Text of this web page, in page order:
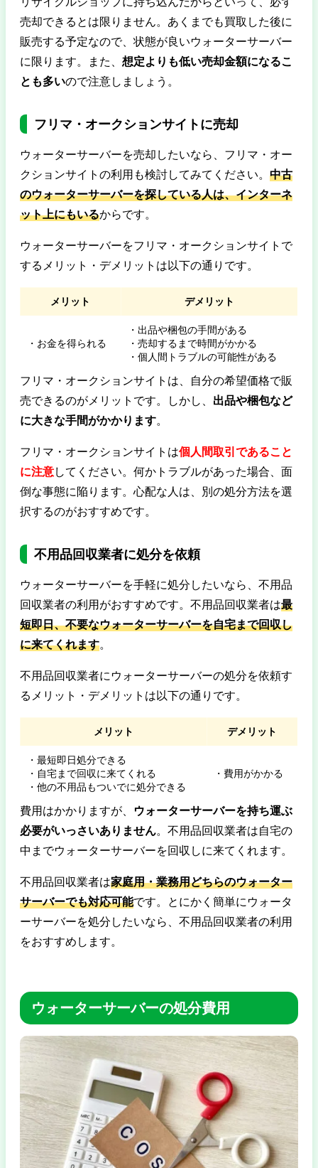
売却できるとは限りません。あくまでも買取した後に
販売する予定なので、状態が良いウォーターサーバー
に限ります。また、 想定よりも低い売却金額になるこ
とも多いので注意しましょう。
フリマ・オークションサイトに売却
ウォーターサーバーを売却したいなら、フリマ・オー
クションサイトの利用も検討してみてください。 中古
のウォーターサーバーを探している人は、インターネ
ット上にもいるからです。
ウォーターサーバーをフリマ・オークションサイトで
するメリット・デメリットは以下の通りです。
メリット デメリット
・お金を得られる
・出品や梱包の手間がある
・売却するまで時間がかかる
・個人間トラブルの可能性がある
フリマ・オークションサイトは、自分の希望価格で販
売できるのがメリットです。しかし、 出品や梱包など
に大きな手間がかかります。
フリマ・オークションサイトは個人間取引であること
に注意してください。何かトラブルがあった場合、面
倒な事態に陥ります。心配な人は、別の処分方法を選
択するのがおすすめです。
不用品回収業者に処分を依頼
ウォーターサーバーを手軽に処分したいなら、不用品
回収業者の利用がおすすめです。不用品回収業者は最
短即日、不要なウォーターサーバーを自宅まで回収し
に来てくれます。
不用品回収業者にウォーターサーバーの処分を依頼す
るメリット・デメリットは以下の通りです。
メリット デメリット
・最短即日処分できる
・自宅まで回収に来てくれる
・他の不用品もついでに処分できる
・費用がかかる
費用はかかりますが、
ウォーターサーバーを持ち運ぶ
必要がいっさいありません。不用品回収業者は自宅の
中までウォーターサーバーを回収しに来てくれます。
不用品回収業者は家庭用・業務用どちらのウォーター
サーバーでも対応可能です。とにかく簡単にウォータ
ーサーバーを処分したいなら、不用品回収業者の利用
をおすすめします。
ウォーターサーバーの処分費用